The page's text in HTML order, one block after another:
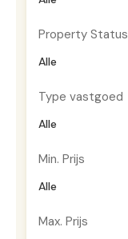
Property Status
Alle
Type vastgoed
Alle
Min. Prijs
Alle
Max. Prijs